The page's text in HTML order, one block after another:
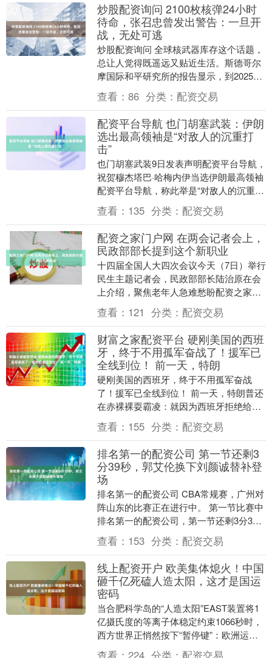
炒股配资询问 2100枚核弹24小时
待命，张召忠曾发出警告：一旦开
战，无处可逃
炒股配资询问 全球核武器库存这个话题，
总让人觉得既遥远又贴近生活。斯德哥尔
摩国际和平研究所的报告显示，到2025年
初，全世界核弹头总数达到12241枚，其
中96....
查看： 86 分类： 配资交易
配资平台导航 也门胡塞武装：伊朗
选出最高领袖是“对敌人的沉重打
击”
也门胡塞武装9日发表声明配资平台导航，
祝贺穆杰塔巴·哈梅内伊当选伊朗最高领袖
配资平台导航，称此举是“对敌人的沉重打
击”。（新华社）....
查看： 135 分类： 配资交易
配资之家门户网 在两会记者会上，
民政部部长提到这个新职业
十四届全国人大四次会议今天（7日）举行
民生主题记者会，民政部部长陆治原在会
上介绍，聚焦老年人急难愁盼配资之家门
户网，大力发展村（社区）支持的居家养
老服务。比如：....
查看： 121 分类： 配资交易
财富之家配资平台 硬刚美国的西班
牙，终于不用孤军奋战了！援军已
全线到位！ 前一天，特朗
硬刚美国的西班牙，终于不用孤军奋战
了！援军已全线到位！ 前一天，特朗普还
在赤裸裸耍霸凌：就因为西班牙拒绝给美
军开放军事基地、不肯跟着美国对伊朗动
武，直接放话要彻....
查看： 155 分类： 配资交易
排名第一的配资公司 第一节还剩3
分39秒，郭艾伦换下刘颜诚替补登
场
排名第一的配资公司 CBA常规赛，广州对
阵山东的比赛正在进行中。 第一节比赛中
排名第一的配资公司，第一节还剩3分39
秒时，郭艾伦换下刘颜诚替补登场。....
查看： 153 分类： 配资交易
线上配资开户 欧美集体熄火！中国
砸千亿死磕人造太阳，这才是国运
密码
当合肥科学岛的“人造太阳”EAST装置将1
亿摄氏度的等离子体稳定约束1066秒时，
西方世界正悄然按下“暂停键”：欧洲运行
40年的JET聚变装置永久关闭，美国20....
查看： 224 分类： 配资交易